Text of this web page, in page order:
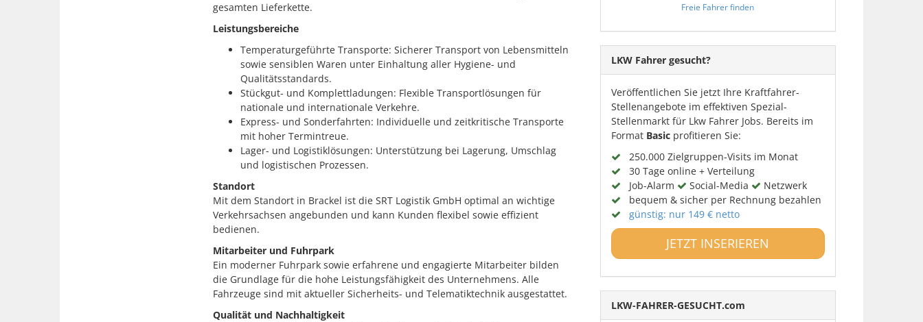
gesamten Lieferkette.
Leistungsbereiche
Temperaturgeführte Transporte: Sicherer Transport von Lebensmitteln
sowie sensiblen Waren unter Einhaltung aller Hygiene- und
Qualitätsstandards.
Stückgut- und Komplettladungen: Flexible Transportlösungen für
nationale und internationale Verkehre.
Express- und Sonderfahrten: Individuelle und zeitkritische Transporte
mit hoher Termintreue.
Lager- und Logistiklösungen: Unterstützung bei Lagerung, Umschlag
und logistischen Prozessen.
Standort
Mit dem Standort in Brackel ist die SRT Logistik GmbH optimal an wichtige
Verkehrsachsen angebunden und kann Kunden flexibel sowie effizient
bedienen.
Mitarbeiter und Fuhrpark
Ein moderner Fuhrpark sowie erfahrene und engagierte Mitarbeiter bilden
die Grundlage für die hohe Leistungsfähigkeit des Unternehmens. Alle
Fahrzeuge sind mit aktueller Sicherheits- und Telematiktechnik ausgestattet.
Qualität und Nachhaltigkeit
Freie Fahrer finden
LKW Fahrer gesucht?
Veröffentlichen Sie jetzt Ihre Kraftfahrer-
Stellenangebote im effektiven Spezial-
Stellenmarkt für Lkw Fahrer Jobs. Bereits im
Format Basicprofitieren Sie:
250.000 Zielgruppen-Visits im Monat
30 Tage online + Verteilung
Job-Alarm
Social-Media
Netzwerk
bequem & sicher per Rechnung bezahlen
günstig: nur 149 € netto
JETZT INSERIEREN
LKW-FAHRER-GESUCHT.com